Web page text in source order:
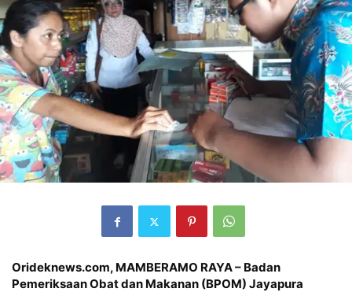
Orideknews.com, MAMBERAMO RAYA – Badan
Pemeriksaan Obat dan Makanan (BPOM) Jayapura